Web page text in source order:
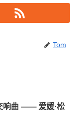
Tom
响曲 —— 爱媛·松